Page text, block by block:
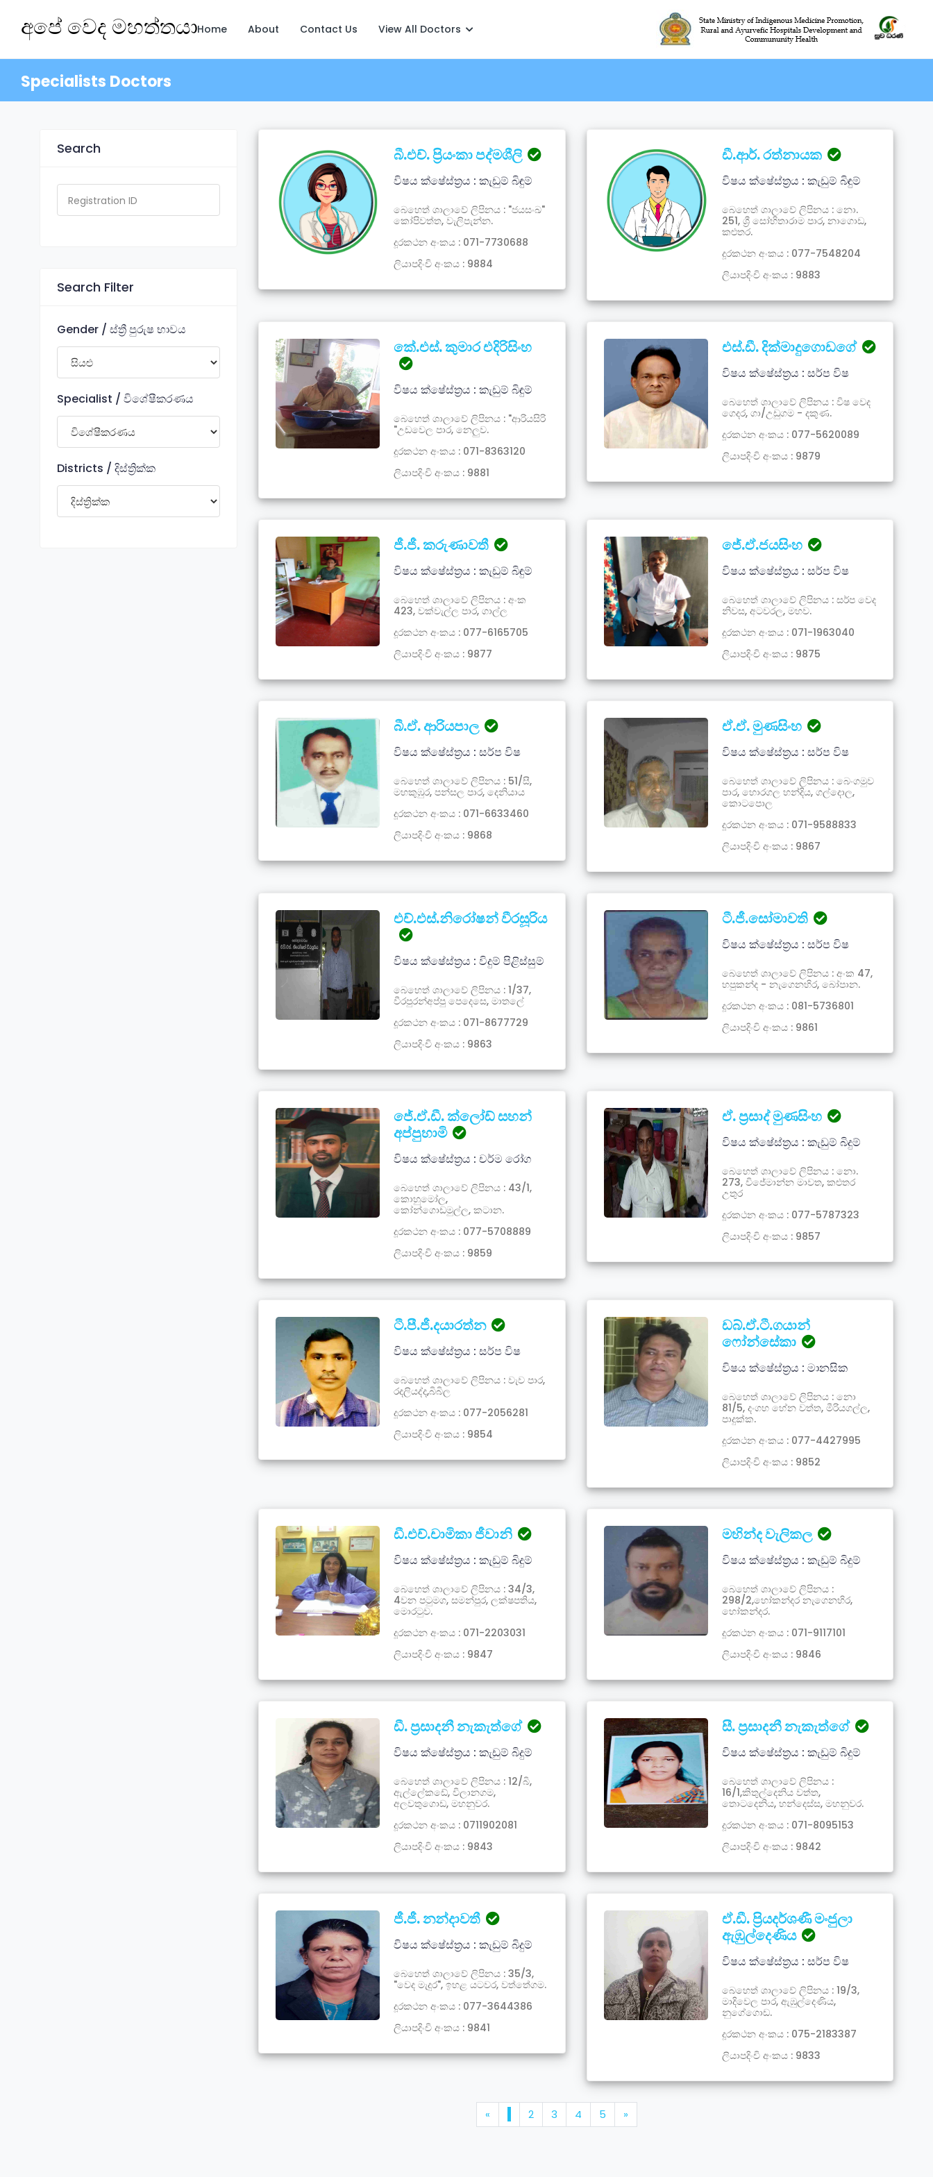
අපේ වෙද මහත්තයාHome About Contact Us View All Doctors
Specialists Doctors
Search
Search Filter
Gender / ස්ත්‍රී පුරුෂ භාවය
Specialist / විශේෂීකරණය
Districts / දිස්ත්‍රික්ක
බී.එච්. ප්‍රියංකා පද්මශීලි
විෂය ක්ෂේස්ත්‍රය : කැඩුම් බිඳුම්
බෙහෙත් ශාලාවේ ලිපිනය : "ජයසංඛ"
කෝපිවත්ත, වැලිපැන්න.
දූරකථන අංකය : 071-7730688
ලියාපදිංචි අංකය : 9884
ඩී.ආර්. රත්නායක
විෂය ක්ෂේස්ත්‍රය : කැඩුම් බිඳුම්
බෙහෙත් ශාලාවේ ලිපිනය : නො.
251, ශ්‍රී සෝභිතාරාම පාර, නාගොඩ,
කළුතර.
දූරකථන අංකය : 077-7548204
ලියාපදිංචි අංකය : 9883
කේ.එස්. කුමාර එදිරිසිංහ
විෂය ක්ෂේස්ත්‍රය : කැඩුම් බිඳුම්
බෙහෙත් ශාලාවේ ලිපිනය : "ආරියසිරි
"උඩවෙල පාර, නෙලුව.
දූරකථන අංකය : 071-8363120
ලියාපදිංචි අංකය : 9881
එස්.ඩී. දික්මාදුගොඩගේ
විෂය ක්ෂේස්ත්‍රය : සර්ප විෂ
බෙහෙත් ශාලාවේ ලිපිනය : විෂ වෙද
ගෙදර, ගා/උඩුගම - දකුණ.
දූරකථන අංකය : 077-5620089
ලියාපදිංචි අංකය : 9879
ජී.ජී. කරුණාවතී
විෂය ක්ෂේස්ත්‍රය : කැඩුම් බිඳුම්
බෙහෙත් ශාලාවේ ලිපිනය : අංක
423, වක්වැල්ල පාර, ගාල්ල
දූරකථන අංකය : 077-6165705
ලියාපදිංචි අංකය : 9877
ජේ.ඒ.ජයසිංහ
විෂය ක්ෂේස්ත්‍රය : සර්ප විෂ
බෙහෙත් ශාලාවේ ලිපිනය : සර්ප වෙද
නිවස, අටවරල, මහව.
දූරකථන අංකය : 071-1963040
ලියාපදිංචි අංකය : 9875
බී.ඒ. ආරියපාල
විෂය ක්ෂේස්ත්‍රය : සර්ප විෂ
බෙහෙත් ශාලාවේ ලිපිනය : 51/සී,
මහකුඹුර, පන්සල පාර, දෙනියාය
දූරකථන අංකය : 071-6633460
ලියාපදිංචි අංකය : 9868
ඒ.ඒ. මුණසිංහ
විෂය ක්ෂේස්ත්‍රය : සර්ප විෂ
බෙහෙත් ශාලාවේ ලිපිනය : බෙංගමුව
පාර, හොරගල හන්දිය, ගල්දොල,
කොටපොල
දූරකථන අංකය : 071-9588833
ලියාපදිංචි අංකය : 9867
එච්.එස්.නිරෝෂන් වීරසූරිය
විෂය ක්ෂේස්ත්‍රය : විදුම් පිළිස්සුම්
බෙහෙත් ශාලාවේ ලිපිනය : 1/37,
වීරපුරන්අප්පු පෙදෙසෙ, මාතලේ
දූරකථන අංකය : 071-8677729
ලියාපදිංචි අංකය : 9863
ටී.ජී.සෝමාවති
විෂය ක්ෂේස්ත්‍රය : සර්ප විෂ
බෙහෙත් ශාලාවේ ලිපිනය : අංක 47,
හපුකන්ද - නැගෙනහිර, බෝපාන.
දූරකථන අංකය : 081-5736801
ලියාපදිංචි අංකය : 9861
ජේ.ඒ.ඩී. ක්ලෝඩ් සහන්
අප්පුහාමි
විෂය ක්ෂේස්ත්‍රය : චර්ම රෝග
බෙහෙත් ශාලාවේ ලිපිනය : 43/1,
කොහුමෝල,
කෝන්ගොඩමුල්ල, කටාන.
දූරකථන අංකය : 077-5708889
ලියාපදිංචි අංකය : 9859
ඒ. ප්‍රසාද් මුණසිංහ
විෂය ක්ෂේස්ත්‍රය : කැඩුම් බිදුම්
බෙහෙත් ශාලාවේ ලිපිනය : නො.
273, විජේමාන්න මාවත, කළුතර
උතුර
දූරකථන අංකය : 077-5787323
ලියාපදිංචි අංකය : 9857
ටී.පී.ජී.දයාරත්න
විෂය ක්ෂේස්ත්‍රය : සර්ප විෂ
බෙහෙත් ශාලාවේ ලිපිනය : වැව පාර,
රදලියද්ද,බිබිල
දූරකථන අංකය : 077-2056281
ලියාපදිංචි අංකය : 9854
ඩබ්.ඒ.ටී.ගයාන්
ෆෝන්සේකා
විෂය ක්ෂේස්ත්‍රය : මානසික
බෙහෙත් ශාලාවේ ලිපිනය : නො
81/5, දංගහ හේන වත්ත, මීරියගල්ල,
පාදුක්ක.
දූරකථන අංකය : 077-4427995
ලියාපදිංචි අංකය : 9852
ඩී.එච්.චාමිකා ජීවානි
විෂය ක්ෂේස්ත්‍රය : කැඩුම් බිදුම්
බෙහෙත් ශාලාවේ ලිපිනය : 34/3,
4වන පටුමග, සමන්පුර, ලක්ෂපතිය,
මොරටුව.
දූරකථන අංකය : 071-2203031
ලියාපදිංචි අංකය : 9847
මහින්ද වැලිකල
විෂය ක්ෂේස්ත්‍රය : කැඩුම් බිදුම්
බෙහෙත් ශාලාවේ ලිපිනය :
298/2,හෝකන්දර නැගෙනහිර,
හෝකන්දර.
දූරකථන අංකය : 071-9117101
ලියාපදිංචි අංකය : 9846
ඩී. ප්‍රසාදනී නැකැත්ගේ
විෂය ක්ෂේස්ත්‍රය : කැඩුම් බිදුම්
බෙහෙත් ශාලාවේ ලිපිනය : 12/බි,
ඇල්ලේකඩේ, විලානගම,
අලවතුගොඩ, මහනුවර.
දූරකථන අංකය : 0711902081
ලියාපදිංචි අංකය : 9843
සී. ප්‍රසාදනී නැකැත්ගේ
විෂය ක්ෂේස්ත්‍රය : කැඩුම් බිදුම්
බෙහෙත් ශාලාවේ ලිපිනය :
16/1,කිතුල්දෙනිය වත්ත,
තොටදෙනිය, හන්දෙස්ස, මහනුවර.
දූරකථන අංකය : 071-8095153
ලියාපදිංචි අංකය : 9842
ජී.ජී. නන්දාවතී
විෂය ක්ෂේස්ත්‍රය : කැඩුම් බිදුම්
බෙහෙත් ශාලාවේ ලිපිනය : 35/3,
"වෙද මැදුර", ඉහළ යටවර, වත්තේගම.
දූරකථන අංකය : 077-3644386
ලියාපදිංචි අංකය : 9841
ඒ.ඩී. ප්‍රියදර්ශණී මංජුලා
ඇඹුල්දෙණිය
විෂය ක්ෂේස්ත්‍රය : සර්ප විෂ
බෙහෙත් ශාලාවේ ලිපිනය : 19/3,
මාදිවෙල පාර, ඇඹුල්දෙණිය,
නුගේගොඩ.
දූරකථන අංකය : 075-2183387
ලියාපදිංචි අංකය : 9833
« 2 3 4 5 »